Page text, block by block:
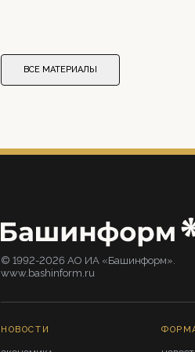
ВСЕ МАТЕРИАЛЫ
© 1992-2026 АО ИА «Башинформ».
www.bashinform.ru
НОВОСТИ